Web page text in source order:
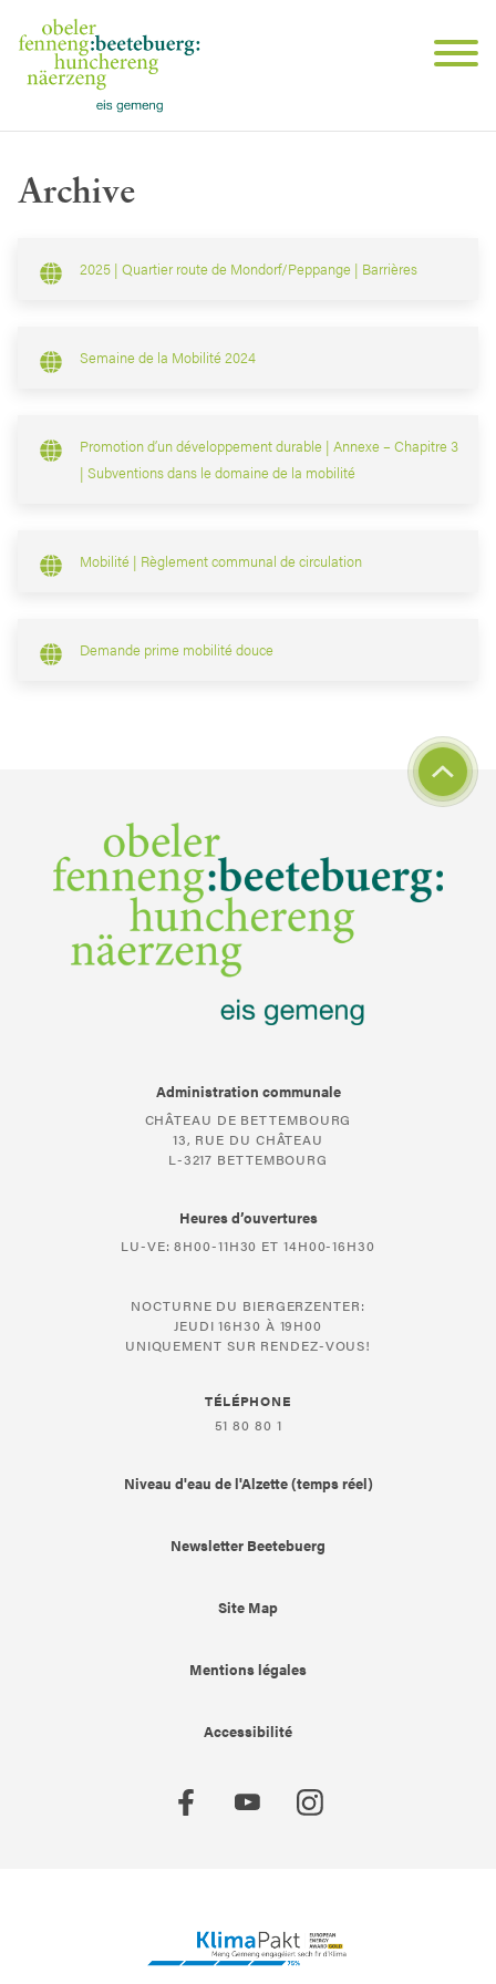
Archive
2025 | Quartier route de Mondorf/Peppange | Barrières
Semaine de la Mobilité 2024
Promotion d’un développement durable | Annexe – Chapitre 3
| Subventions dans le domaine de la mobilité
Mobilité | Règlement communal de circulation
Demande prime mobilité douce
Administration communale
CHÂTEAU DE BETTEMBOURG
13, RUE DU CHÂTEAU
L-3217 BETTEMBOURG
Heures d’ouvertures
LU-VE: 8H00-11H30 ET 14H00-16H30
NOCTURNE DU BIERGERZENTER:
JEUDI 16H30 À 19H00
UNIQUEMENT SUR RENDEZ-VOUS!
TÉLÉPHONE
51 80 80 1
Niveau d'eau de l'Alzette (temps réel)
Newsletter Beetebuerg
Site Map
Mentions légales
Accessibilité